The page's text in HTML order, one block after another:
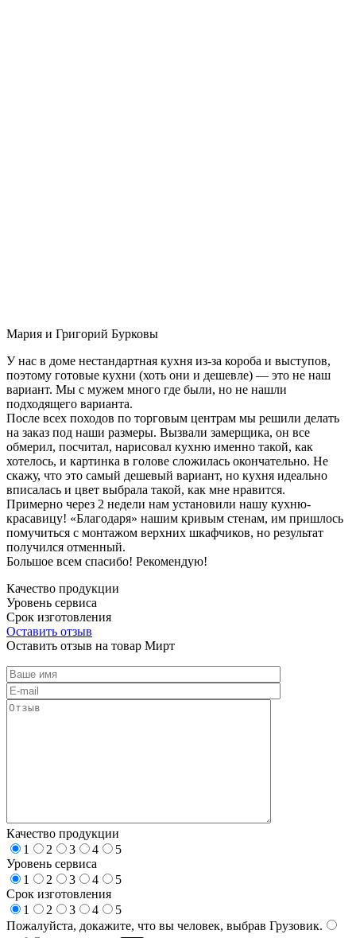
Мария и Григорий Бурковы
У нас в доме нестандартная кухня из-за короба и выступов,
поэтому готовые кухни (хоть они и дешевле) — это не наш
вариант. Мы с мужем много где были, но не нашли
подходящего варианта.
После всех походов по торговым центрам мы решили делать
на заказ под наши размеры. Вызвали замерщика, он все
обмерил, посчитал, нарисовал кухню именно такой, как
хотелось, и картинка в голове сложилась окончательно. Не
скажу, что это самый дешевый вариант, но кухня идеально
вписалась и цвет выбрала такой, как мне нравится.
Примерно через 2 недели нам установили нашу кухню-
красавицу! «Благодаря» нашим кривым стенам, им пришлось
помучиться с монтажом верхних шкафчиков, но результат
получился отменный.
Большое всем спасибо! Рекомендую!
Качество продукции
Уровень сервиса
Срок изготовления
Оставить отзыв
Оставить отзыв на товар Мирт
Качество продукции
1
2 3 4
5
Уровень сервиса
1
2 3 4
5
Срок изготовления
1
2 3 4
5
Пожалуйста, докажите, что вы человек, выбрав Грузовик.